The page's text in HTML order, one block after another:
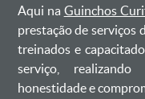
Aqui na Guinchos
prestação de serviços
treinados e
serviço,
honestidade e